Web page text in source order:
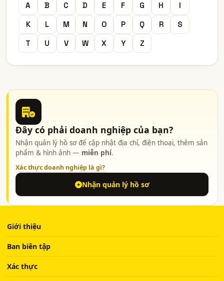
A B C D E F G H
I
K
L M N O P Q R
S
T
U V W X Y Z
Đây có phải doanh nghiệp của bạn?
Nhận quản lý hồ sơ để cập nhật địa chỉ, điện thoại, thêm sản
phẩm & hình ảnh — miễn phí.
Xác thực doanh nghiệp là gì?
Nhận quản lý hồ sơ
Giới thiệu
Ban biên tập
Xác thực